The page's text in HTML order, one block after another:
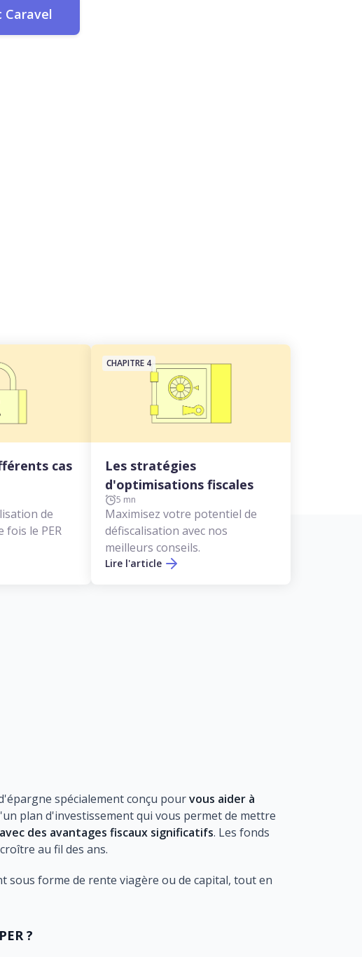
Caravel
cas
de
le PER
CHAPITRE 4
Les stratégies
d'optimisations fiscales
5 mn
Maximisez votre potentiel de
défiscalisation avec nos
meilleurs conseils.
Lire l'article
spécialement conçu pourvous aider à
plan d'investissement qui vous permet de mettre
avec des avantages fiscaux significatifs. Les fonds
au fil des ans.
sous forme de rente viagère ou de capital, tout en
?